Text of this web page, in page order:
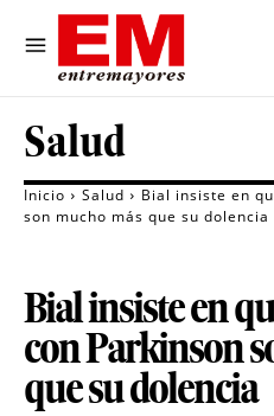
Salud
Inicio Salud
Bial insiste en
son mucho más que su dolencia
Bial insiste en
con Parkinson
que su dolencia